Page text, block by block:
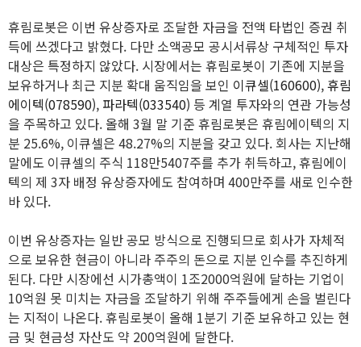
휴림로봇은 이번 유상증자로 조달한 자금을 전액 타법인 증권 취
득에 쓰겠다고 밝혔다. 다만 소액공모 공시서류상 구체적인 투자
대상은 특정하지 않았다. 시장에서는 휴림로봇이 기존에 지분을
보유하거나 최근 지분 확대 움직임을 보인 이큐셀(160600),휴림
에이텍(078590), 파라텍(033540) 등 계열 투자와의 연관 가능성
을 주목하고 있다. 올해 3월 말 기준 휴림로봇은 휴림에이텍의 지
분 25.6%, 이큐셀은 48.27%의 지분을 갖고 있다. 회사는 지난해
말에도 이큐셀의 주식 118만5407주를 추가 취득하고, 휴림에이
텍의 제 3자 배정 유상증자에도 참여하며 400만주를 새로 인수한
바 있다.
이번 유상증자는 일반 공모 방식으로 진행되므로 회사가 자체적
으로 보유한 현금이 아니라 주주의 돈으로 지분 인수를 추진하게
된다. 다만 시장에선 시가총액이 1조2000억원에 달하는 기업이
10억원 못 미치는 자금을 조달하기 위해 주주들에게 손을 벌린다
는 지적이 나온다. 휴림로봇이 올해 1분기 기준 보유하고 있는 현
금 및 현금성 자산도 약 200억원에 달한다.